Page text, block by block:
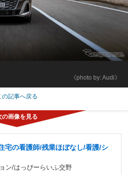
《photo by: Audi》
の記事へ戻る
宅の看護師/残業ほぼなし/看護/シ
ン/はっぴーらいふ交野